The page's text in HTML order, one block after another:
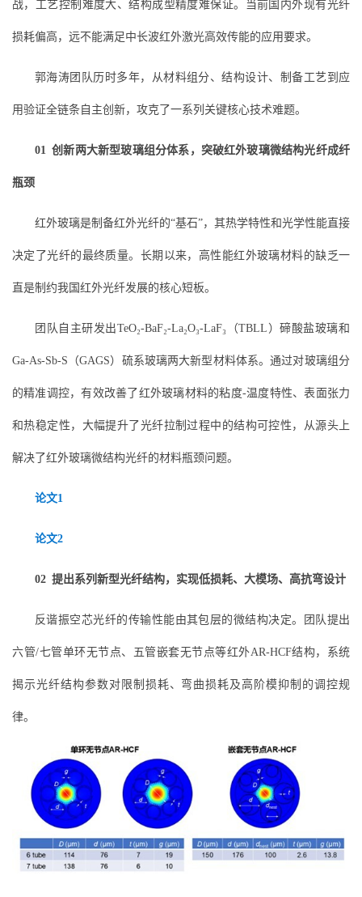
战，工艺控制难度大、结构成型精度难保证。当前国内外现有光纤
损耗偏高，远不能满足中长波红外激光高效传能的应用要求。
郭海涛团队历时多年，从材料组分、结构设计、制备工艺到应
用验证全链条自主创新，攻克了一系列关键核心技术难题。
01 创新两大新型玻璃组分体系，突破红外玻璃微结构光纤成纤
瓶颈
红外玻璃是制备红外光纤的“基石”，其热学特性和光学性能直接
决定了光纤的最终质量。长期以来，高性能红外玻璃材料的缺乏一
直是制约我国红外光纤发展的核心短板。
团队自主研发出TeO₂-BaF₂-La₂O₃-LaF₃（TBLL）碲酸盐玻璃和
Ga-As-Sb-S（GAGS）硫系玻璃两大新型材料体系。通过对玻璃组分
的精准调控，有效改善了红外玻璃材料的粘度-温度特性、表面张力
和热稳定性，大幅提升了光纤拉制过程中的结构可控性，从源头上
解决了红外玻璃微结构光纤的材料瓶颈问题。
论文1
论文2
02 提出系列新型光纤结构，实现低损耗、大模场、高抗弯设计
反谐振空芯光纤的传输性能由其包层的微结构决定。团队提出
六管/七管单环无节点、五管嵌套无节点等红外AR‑HCF结构，系统
揭示光纤结构参数对限制损耗、弯曲损耗及高阶模抑制的调控规
律。